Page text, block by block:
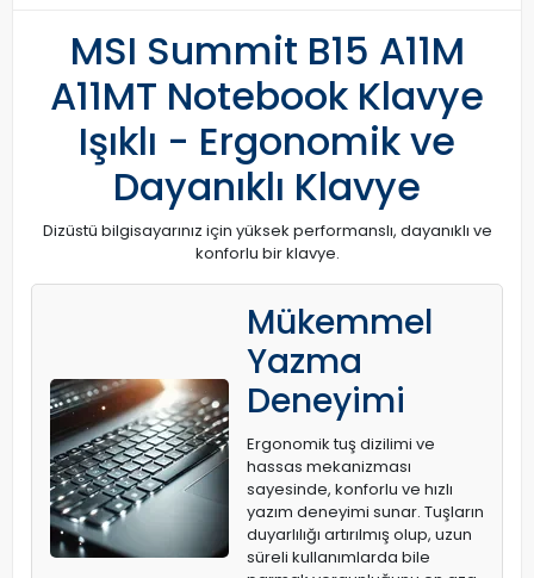
MSI Summit B15 A11M
A11MT Notebook Klavye
Işıklı - Ergonomik ve
Dayanıklı Klavye
Dizüstü bilgisayarınız için yüksek performanslı, dayanıklı ve
konforlu bir klavye.
Mükemmel
Yazma
Deneyimi
Ergonomik tuş dizilimi ve
hassas mekanizması
sayesinde, konforlu ve hızlı
yazım deneyimi sunar. Tuşların
duyarlılığı artırılmış olup, uzun
süreli kullanımlarda bile